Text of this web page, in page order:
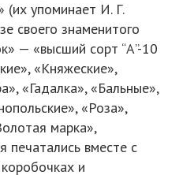
(их упоминает И. Г.
своего знаменитого
— «высший сорт “А”-10
«Княжеские»,
«Гадалка», «Бальные»,
«Роза»,
марка»,
печатались вместе с
и